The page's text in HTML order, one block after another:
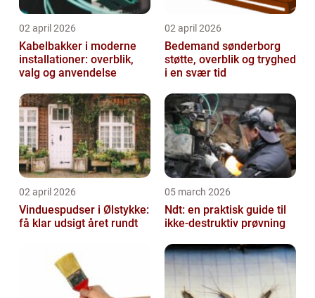
02 april 2026
Kabelbakker i moderne
installationer: overblik,
valg og anvendelse
02 april 2026
Bedemand sønderborg
støtte, overblik og tryghed
i en svær tid
02 april 2026
Vinduespudser i Ølstykke:
få klar udsigt året rundt
05 march 2026
Ndt: en praktisk guide til
ikke-destruktiv prøvning